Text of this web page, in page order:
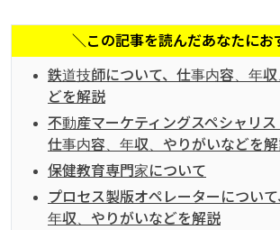
＼この記事を読んだあなたにお
鉄道技師について、仕事内容、年
どを解説
不動産マーケティングスペシャリス
仕事内容、年収、やりがいなどを
保健教育専門家について
プロセス製版オペレーターについて
年収、やりがいなどを解説